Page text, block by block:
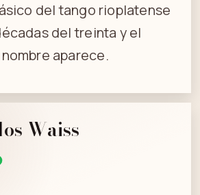
del tango rioplatense
del treinta y el
aparece.
Waiss